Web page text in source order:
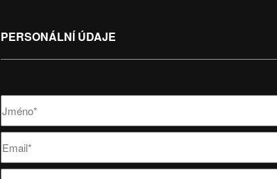
PERSONÁLNÍ ÚDAJE